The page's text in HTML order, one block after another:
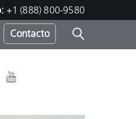
+1 (888) 800-9580
Contacto